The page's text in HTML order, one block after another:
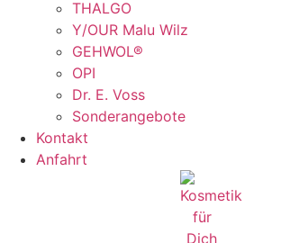
THALGO
Y/OUR Malu Wilz
GEHWOL®
OPI
Dr. E. Voss
Sonderangebote
Kontakt
Anfahrt